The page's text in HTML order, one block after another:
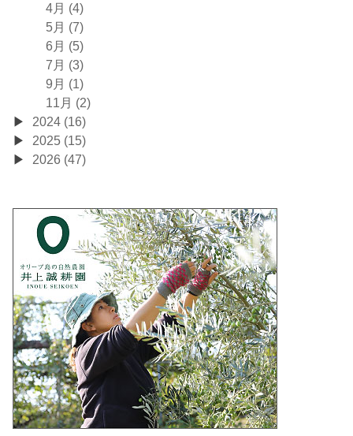
4月 (4)
5月 (7)
6月 (5)
7月 (3)
9月 (1)
11月 (2)
2024 (16)
2025 (15)
2026 (47)